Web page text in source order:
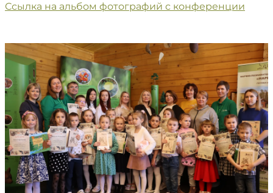
Ссылка на альбом фотографий с конференции